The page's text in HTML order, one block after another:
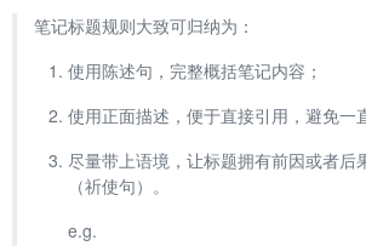
笔记标题规则大致可归纳为：
使用陈述句，完整概括笔记内容；
使用正面描述，便于直接引用，避免一
尽量带上语境，让标题拥有前因或者后
（祈使句）。
e.g.